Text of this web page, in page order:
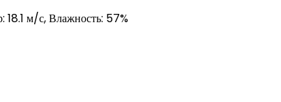
18.1 м/с, Влажность: 57%